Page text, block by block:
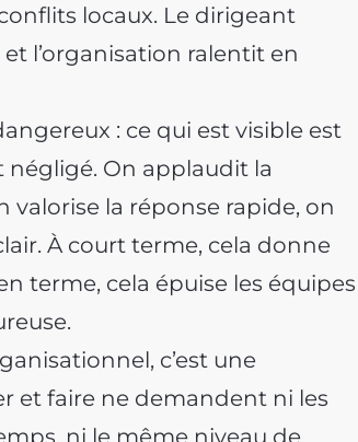
locaux. Le dirigeant
l’organisation ralentit en
: ce qui est visible est
négligé. On applaudit la
valorise la réponse rapide, on
À court terme, cela donne
terme, cela épuise les équipes
c’est une
et faire ne demandent ni les
ni le même niveau de